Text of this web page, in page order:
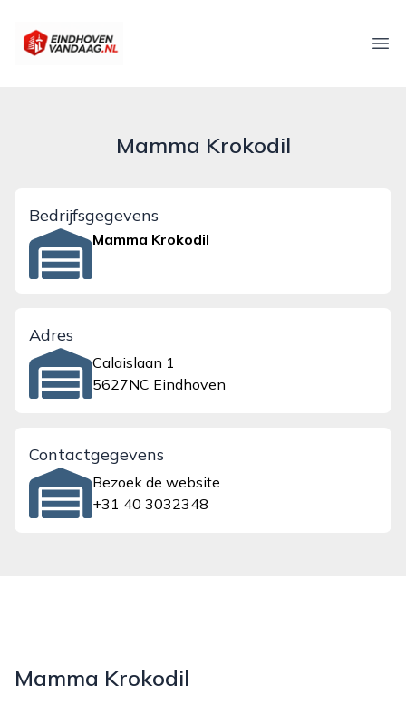
eindhovenvandaag.nl
Mamma Krokodil
Bedrijfsgegevens
Mamma Krokodil
Adres
Calaislaan 1
5627NC Eindhoven
Contactgegevens
Bezoek de website
+31 40 3032348
Mamma Krokodil